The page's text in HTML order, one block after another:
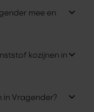
mee en
kozijnen in
in Vragender?